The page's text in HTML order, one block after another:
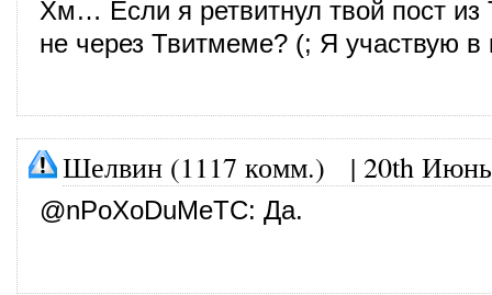
Хм… Если я ретвитнул твой пост из
не через Твитмеме? (; Я участвую в
Шелвин (1117 комм.) | 20th
@nPoXoDuMeTC: Да.